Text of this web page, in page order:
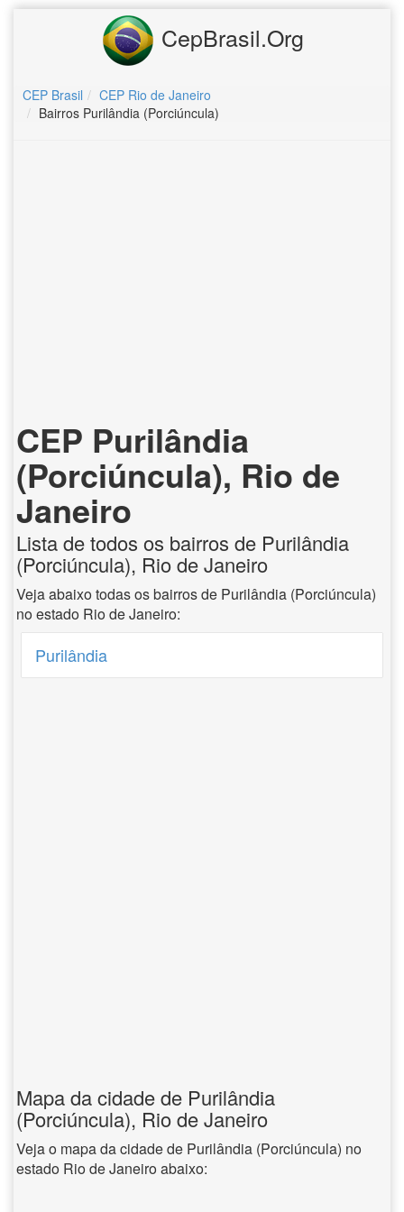
CepBrasil.Org
CEP Brasil
CEP Rio de Janeiro
Bairros Purilândia (Porciúncula)
CEP Purilândia
(Porciúncula), Rio de
Janeiro
Lista de todos os bairros de Purilândia
(Porciúncula), Rio de Janeiro
Veja abaixo todas os bairros de Purilândia (Porciúncula)
no estado Rio de Janeiro:
Purilândia
Mapa da cidade de Purilândia
(Porciúncula), Rio de Janeiro
Veja o mapa da cidade de Purilândia (Porciúncula) no
estado Rio de Janeiro abaixo: